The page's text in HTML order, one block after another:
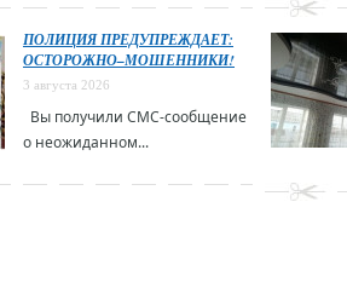
ПОЛИЦИЯ ПРЕДУПРЕЖДАЕТ:
ОСТОРОЖНО–МОШЕННИКИ!
3 августа 2026
Вы получили СМС-сообщение
о неожиданном...